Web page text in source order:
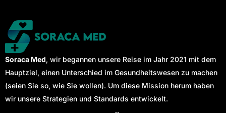
Soraca Med, wir begannen unsere Reise im Jahr 2021 mit dem
Hauptziel, einen Unterschied im Gesundheitswesen zu machen
(seien Sie so, wie Sie wollen). Um diese Mission herum haben
wir unsere Strategien und Standards entwickelt.